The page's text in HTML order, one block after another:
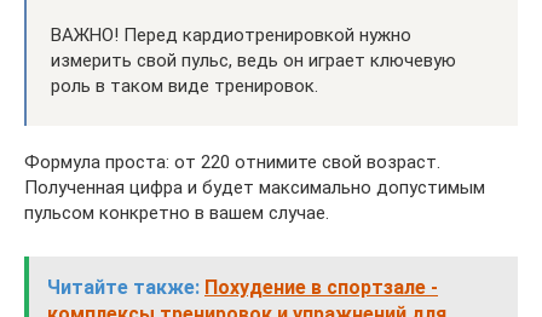
ВАЖНО! Перед кардиотренировкой нужно
измерить свой пульс, ведь он играет ключевую
роль в таком виде тренировок.
Формула проста: от 220 отнимите свой возраст.
Полученная цифра и будет максимально допустимым
пульсом конкретно в вашем случае.
Читайте также: Похудение в спортзале -